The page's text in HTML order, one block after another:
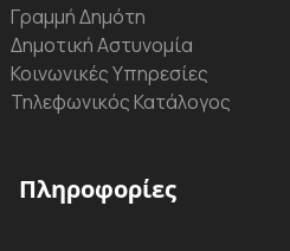
Γραμμή Δημότη
Δημοτική Αστυνομία
Κοινωνικές Υπηρεσίες
Τηλεφωνικός Κατάλογος
Πληροφορίες